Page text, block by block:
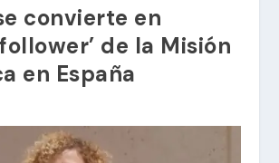
convierte en
de la Misión
en España